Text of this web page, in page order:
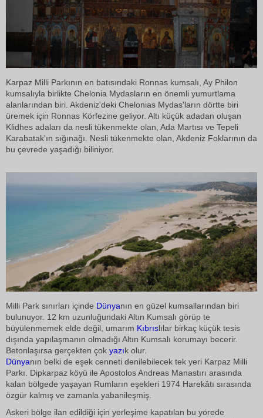
Karpaz Milli Parkının en batısındaki Ronnas kumsalı, Ay Philon
kumsalıyla birlikte Chelonia Mydasların en önemli yumurtlama
alanlarından biri. Akdeniz'deki Chelonias Mydas'ların dörtte biri
üremek için Ronnas Körfezine geliyor. Altı küçük adadan oluşan
Klidhes adaları da nesli tükenmekte olan, Ada Martısı ve Tepeli
Karabatak'ın sığınağı. Nesli tükenmekte olan, Akdeniz Foklarının da
bu çevrede yaşadığı biliniyor.
Milli Park sınırları içinde Dünyanın en güzel kumsallarından biri
bulunuyor. 12 km uzunluğundaki Altın Kumsalı görüp te
büyülenmemek elde değil, umarım Kıbrıslılar birkaç küçük tesis
dışında yapılaşmanın olmadığı Altın Kumsalı korumayı becerir.
Betonlaşırsa gerçekten çok yazık olur.
Dünyanın belki de eşek cenneti denilebilecek tek yeri Karpaz Milli
Parkı. Dipkarpaz köyü ile Apostolos Andreas Manastırı arasında
kalan bölgede yaşayan Rumların eşekleri 1974 Harekâtı sırasında
özgür kalmış ve zamanla yabanileşmiş.
Askeri bölge ilan edildiği için yerleşime kapatılan bu yörede